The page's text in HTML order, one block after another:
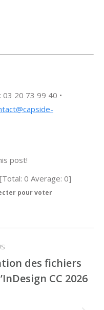
03 20 73 99 40 •
post!
[Total: 0 Average: 0]
pour voter
des fichiers
CC 2026